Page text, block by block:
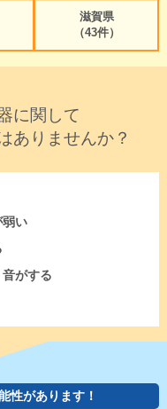
滋賀県
（43件）
に関して
ありませんか？
い
がする
性があります！